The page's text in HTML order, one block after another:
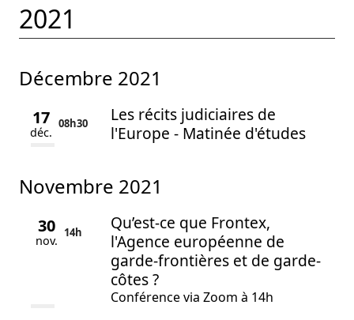
2021
décembre 2021
17
déc.
08h30
Les récits judiciaires de
l'Europe - Matinée d'études
novembre 2021
30
nov.
14h
Qu’est-ce que Frontex,
l'Agence européenne de
garde-frontières et de garde-
côtes ?
Conférence via Zoom à 14h